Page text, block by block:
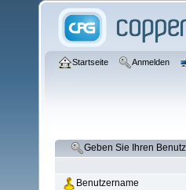
Startseite Anmelden
Geben Sie Ihren
Benutzername